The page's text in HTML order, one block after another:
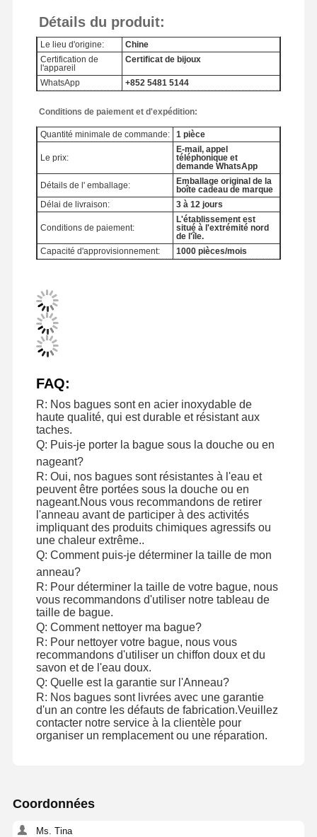
L'usine
Les Affaires Le Blog
Demandez
Un Devis
Des anneaux de diamants 18K
Un bracelet en or 18KT
Collier de pendentif de 18K
Des bracelets en or 18K
Bracelet de montre au diamant
Des boucles d'oreilles en or de 18 carats
Broche en or de 18 carats
Un ensemble de bijoux de 18K
Une bague en or de 14 carats
Bracelet en or 14CT
Détails du produit:
Le lieu d'origine:
Chine
Certification de
l'appareil
Certificat de bijoux
WhatsApp +852 5481 5144
Conditions de paiement et d'expédition:
Quantité minimale de commande: 1 pièce
Le prix:
E-mail, appel
téléphonique et
demande WhatsApp
Détails de l' emballage:
Emballage original de la
boîte cadeau de marque
Délai de livraison:
3 à 12 jours
Conditions de paiement:
L'établissement est
situé à l'extrémité nord
de l'île.
Capacité d'approvisionnement:
1000 pièces/mois
FAQ:
R: Nos bagues sont en acier inoxydable de
haute qualité, qui est durable et résistant aux
taches.
Q: Puis-je porter la bague sous la douche ou en
nageant?
R: Oui, nos bagues sont résistantes à l'eau et
peuvent être portées sous la douche ou en
nageant.Nous vous recommandons de retirer
l'anneau avant de participer à des activités
impliquant des produits chimiques agressifs ou
une chaleur extrême..
Q: Comment puis-je déterminer la taille de mon
anneau?
R: Pour déterminer la taille de votre bague, nous
vous recommandons d'utiliser notre tableau de
taille de bague.
Q: Comment nettoyer ma bague?
R: Pour nettoyer votre bague, nous vous
recommandons d'utiliser un chiffon doux et du
savon et de l'eau doux.
Q: Quelle est la garantie sur l'Anneau?
R: Nos bagues sont livrées avec une garantie
d'un an contre les défauts de fabrication.Veuillez
contacter notre service à la clientèle pour
organiser un remplacement ou une réparation.
Coordonnées
Ms. Tina